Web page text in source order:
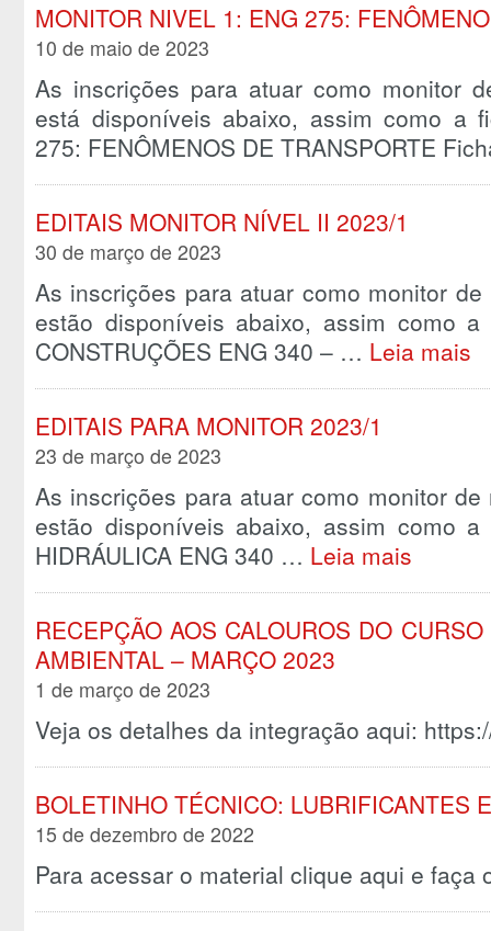
MONITOR NIVEL 1: ENG 275:
10 de maio de 2023
As inscrições para atuar como monitor
está disponíveis abaixo, assim como a
275: FENÔMENOS DE TRANSPORTE
EDITAIS MONITOR NÍVEL II 2023/1
30 de março de 2023
As inscrições para atuar como monitor
estão disponíveis abaixo, assim como
CONSTRUÇÕES ENG 340 – … Leia mais
EDITAIS PARA MONITOR 2023/1
23 de março de 2023
As inscrições para atuar como monitor
estão disponíveis abaixo, assim como
HIDRÁULICA ENG 340 … Leia mais
RECEPÇÃO AOS CALOUROS DO
AMBIENTAL – MARÇO 2023
1 de março de 2023
Veja os detalhes da integração aqui:
BOLETINHO TÉCNICO: LUBRIFICANTES
15 de dezembro de 2022
Para acessar o material clique aqui e faça